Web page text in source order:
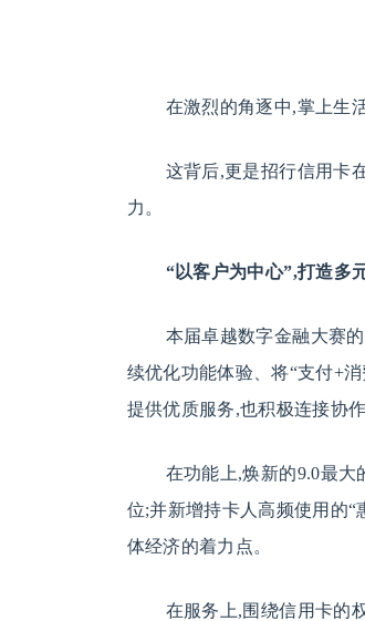
在激烈的角逐中,掌上生
这背后,更是招行信用卡
力。
“以客户为中心”,打造多
本届卓越数字金融大赛
续优化功能体验、将“支付+
提供优质服务,也积极连接协
在功能上,焕新的9.0最大
位;并新增持卡人高频使用的
体经济的着力点。
在服务上,围绕信用卡的